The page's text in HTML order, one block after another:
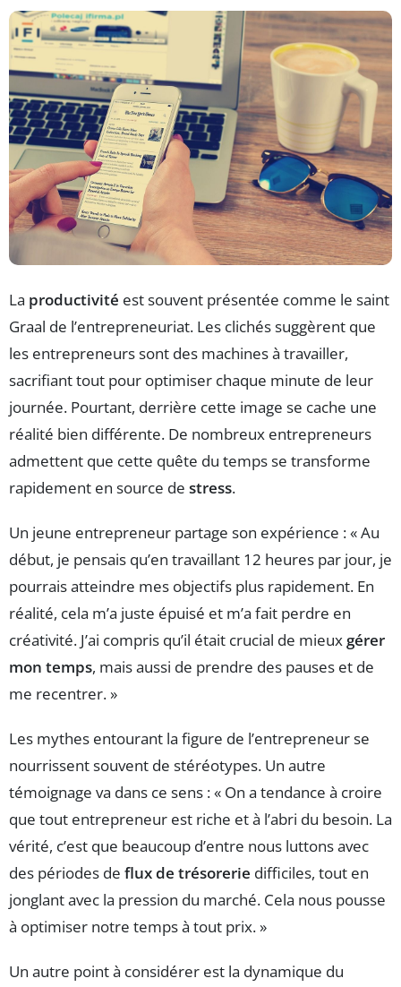
La productivité est souvent présentée comme le saint
Graal de l’entrepreneuriat. Les clichés suggèrent que
les entrepreneurs sont des machines à travailler,
sacrifiant tout pour optimiser chaque minute de leur
journée. Pourtant, derrière cette image se cache une
réalité bien différente. De nombreux entrepreneurs
admettent que cette quête du temps se transforme
rapidement en source de stress.
Un jeune entrepreneur partage son expérience : « Au
début, je pensais qu’en travaillant 12 heures par jour, je
pourrais atteindre mes objectifs plus rapidement. En
réalité, cela m’a juste épuisé et m’a fait perdre en
créativité. J’ai compris qu’il était crucial de mieux gérer
mon temps, mais aussi de prendre des pauses et de
me recentrer. »
Les mythes entourant la figure de l’entrepreneur se
nourrissent souvent de stéréotypes. Un autre
témoignage va dans ce sens : « On a tendance à croire
que tout entrepreneur est riche et à l’abri du besoin. La
vérité, c’est que beaucoup d’entre nous luttons avec
des périodes de flux de trésorerie difficiles, tout en
jonglant avec la pression du marché. Cela nous pousse
à optimiser notre temps à tout prix. »
Un autre point à considérer est la dynamique du